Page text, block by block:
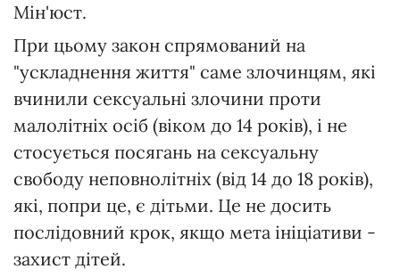
Мін'юст.
При цьому закон спрямований на
"ускладнення життя" саме злочинцям, які
вчинили сексуальні злочини проти
малолітніх осіб (віком до 14 років), і не
стосується посягань на сексуальну
свободу неповнолітніх (від 14 до 18 років),
які, попри це, є дітьми. Це не досить
послідовний крок, якщо мета ініціативи -
захист дітей.